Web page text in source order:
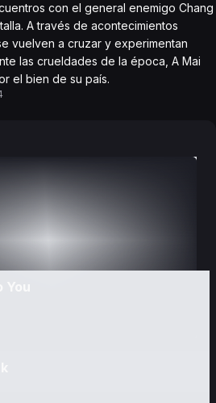
con el general enemigo Chang
A través de acontecimientos
vuelven a cruzar y experimentan
las crueldades de la época, A Mai
el bien de su país.